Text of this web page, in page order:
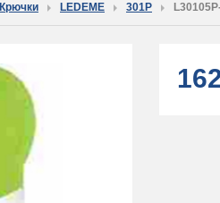
Крючки LEDEME 301P